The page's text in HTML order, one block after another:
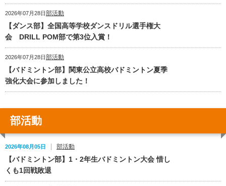
2026年07月28日部活動
【ダンス部】全国高等学校ダンスドリル選手権大
会 DRILL POM部で第3位入賞！
2026年07月28日部活動
【バドミントン部】関東公立高校バドミントン夏季
強化大会に参加しました！
部活動
2026年08月05日 部活動
【バドミントン部】1・2年生バドミントン大会 惜し
くも1回戦敗退